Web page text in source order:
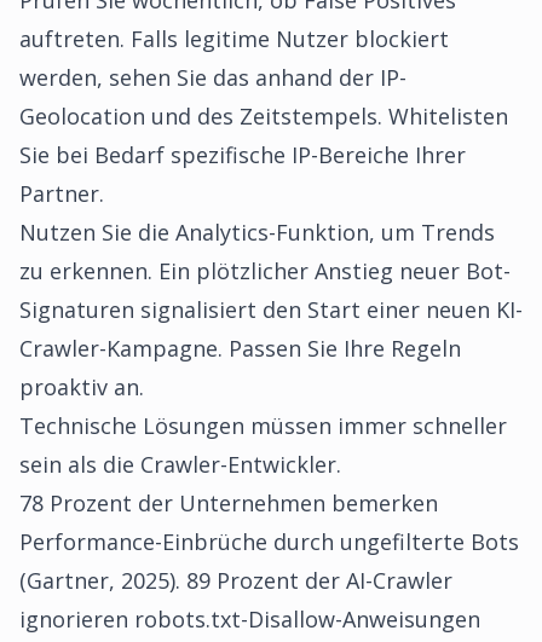
auftreten. Falls legitime Nutzer blockiert
werden, sehen Sie das anhand der IP-
Geolocation und des Zeitstempels. Whitelisten
Sie bei Bedarf spezifische IP-Bereiche Ihrer
Partner.
Nutzen Sie die Analytics-Funktion, um Trends
zu erkennen. Ein plötzlicher Anstieg neuer Bot-
Signaturen signalisiert den Start einer neuen KI-
Crawler-Kampagne. Passen Sie Ihre Regeln
proaktiv an.
Technische Lösungen müssen immer schneller
sein als die Crawler-Entwickler.
78 Prozent der Unternehmen bemerken
Performance-Einbrüche durch ungefilterte Bots
(Gartner, 2025). 89 Prozent der AI-Crawler
ignorieren robots.txt-Disallow-Anweisungen